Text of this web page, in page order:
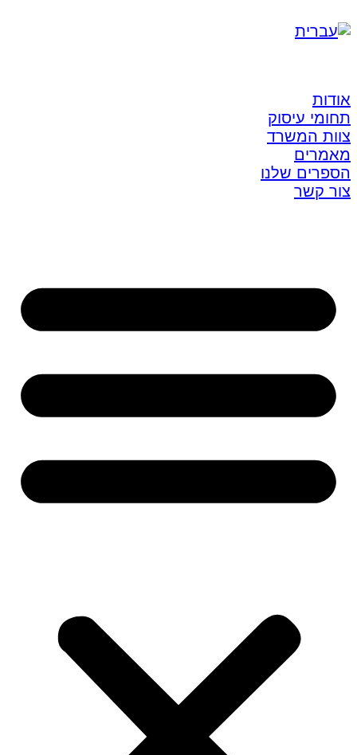
אודות
תחומי עיסוק
צוות המשרד
מאמרים
הספרים שלנו
צור קשר